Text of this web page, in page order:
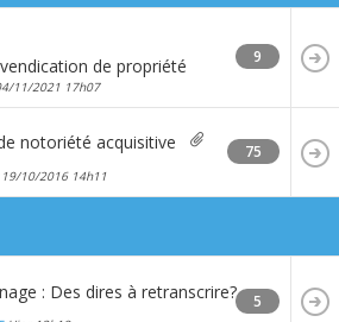
de propriété
11/2021 17h07
9
notoriété acquisitive
10/2016 14h11
75
: Des dires à retranscrire? 5